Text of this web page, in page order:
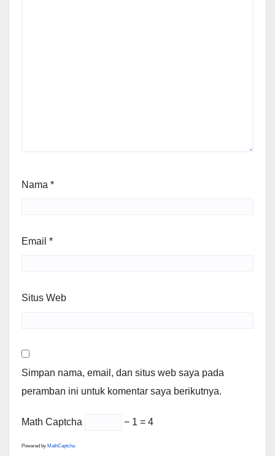
Nama *
Email *
Situs Web
Simpan nama, email, dan situs web saya pada
peramban ini untuk komentar saya berikutnya.
Math Captcha − 1 = 4
Powered by MathCaptcha